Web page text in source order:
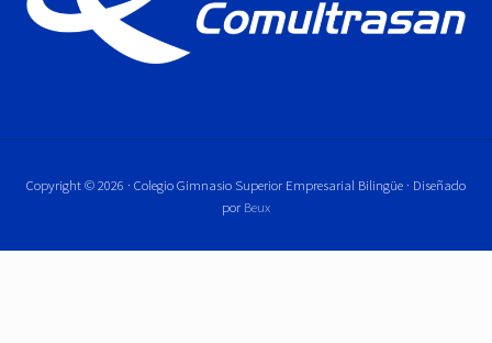
Copyright © 2026 · Colegio Gimnasio Superior Empresarial Bilingüe · Diseñado
por Beux